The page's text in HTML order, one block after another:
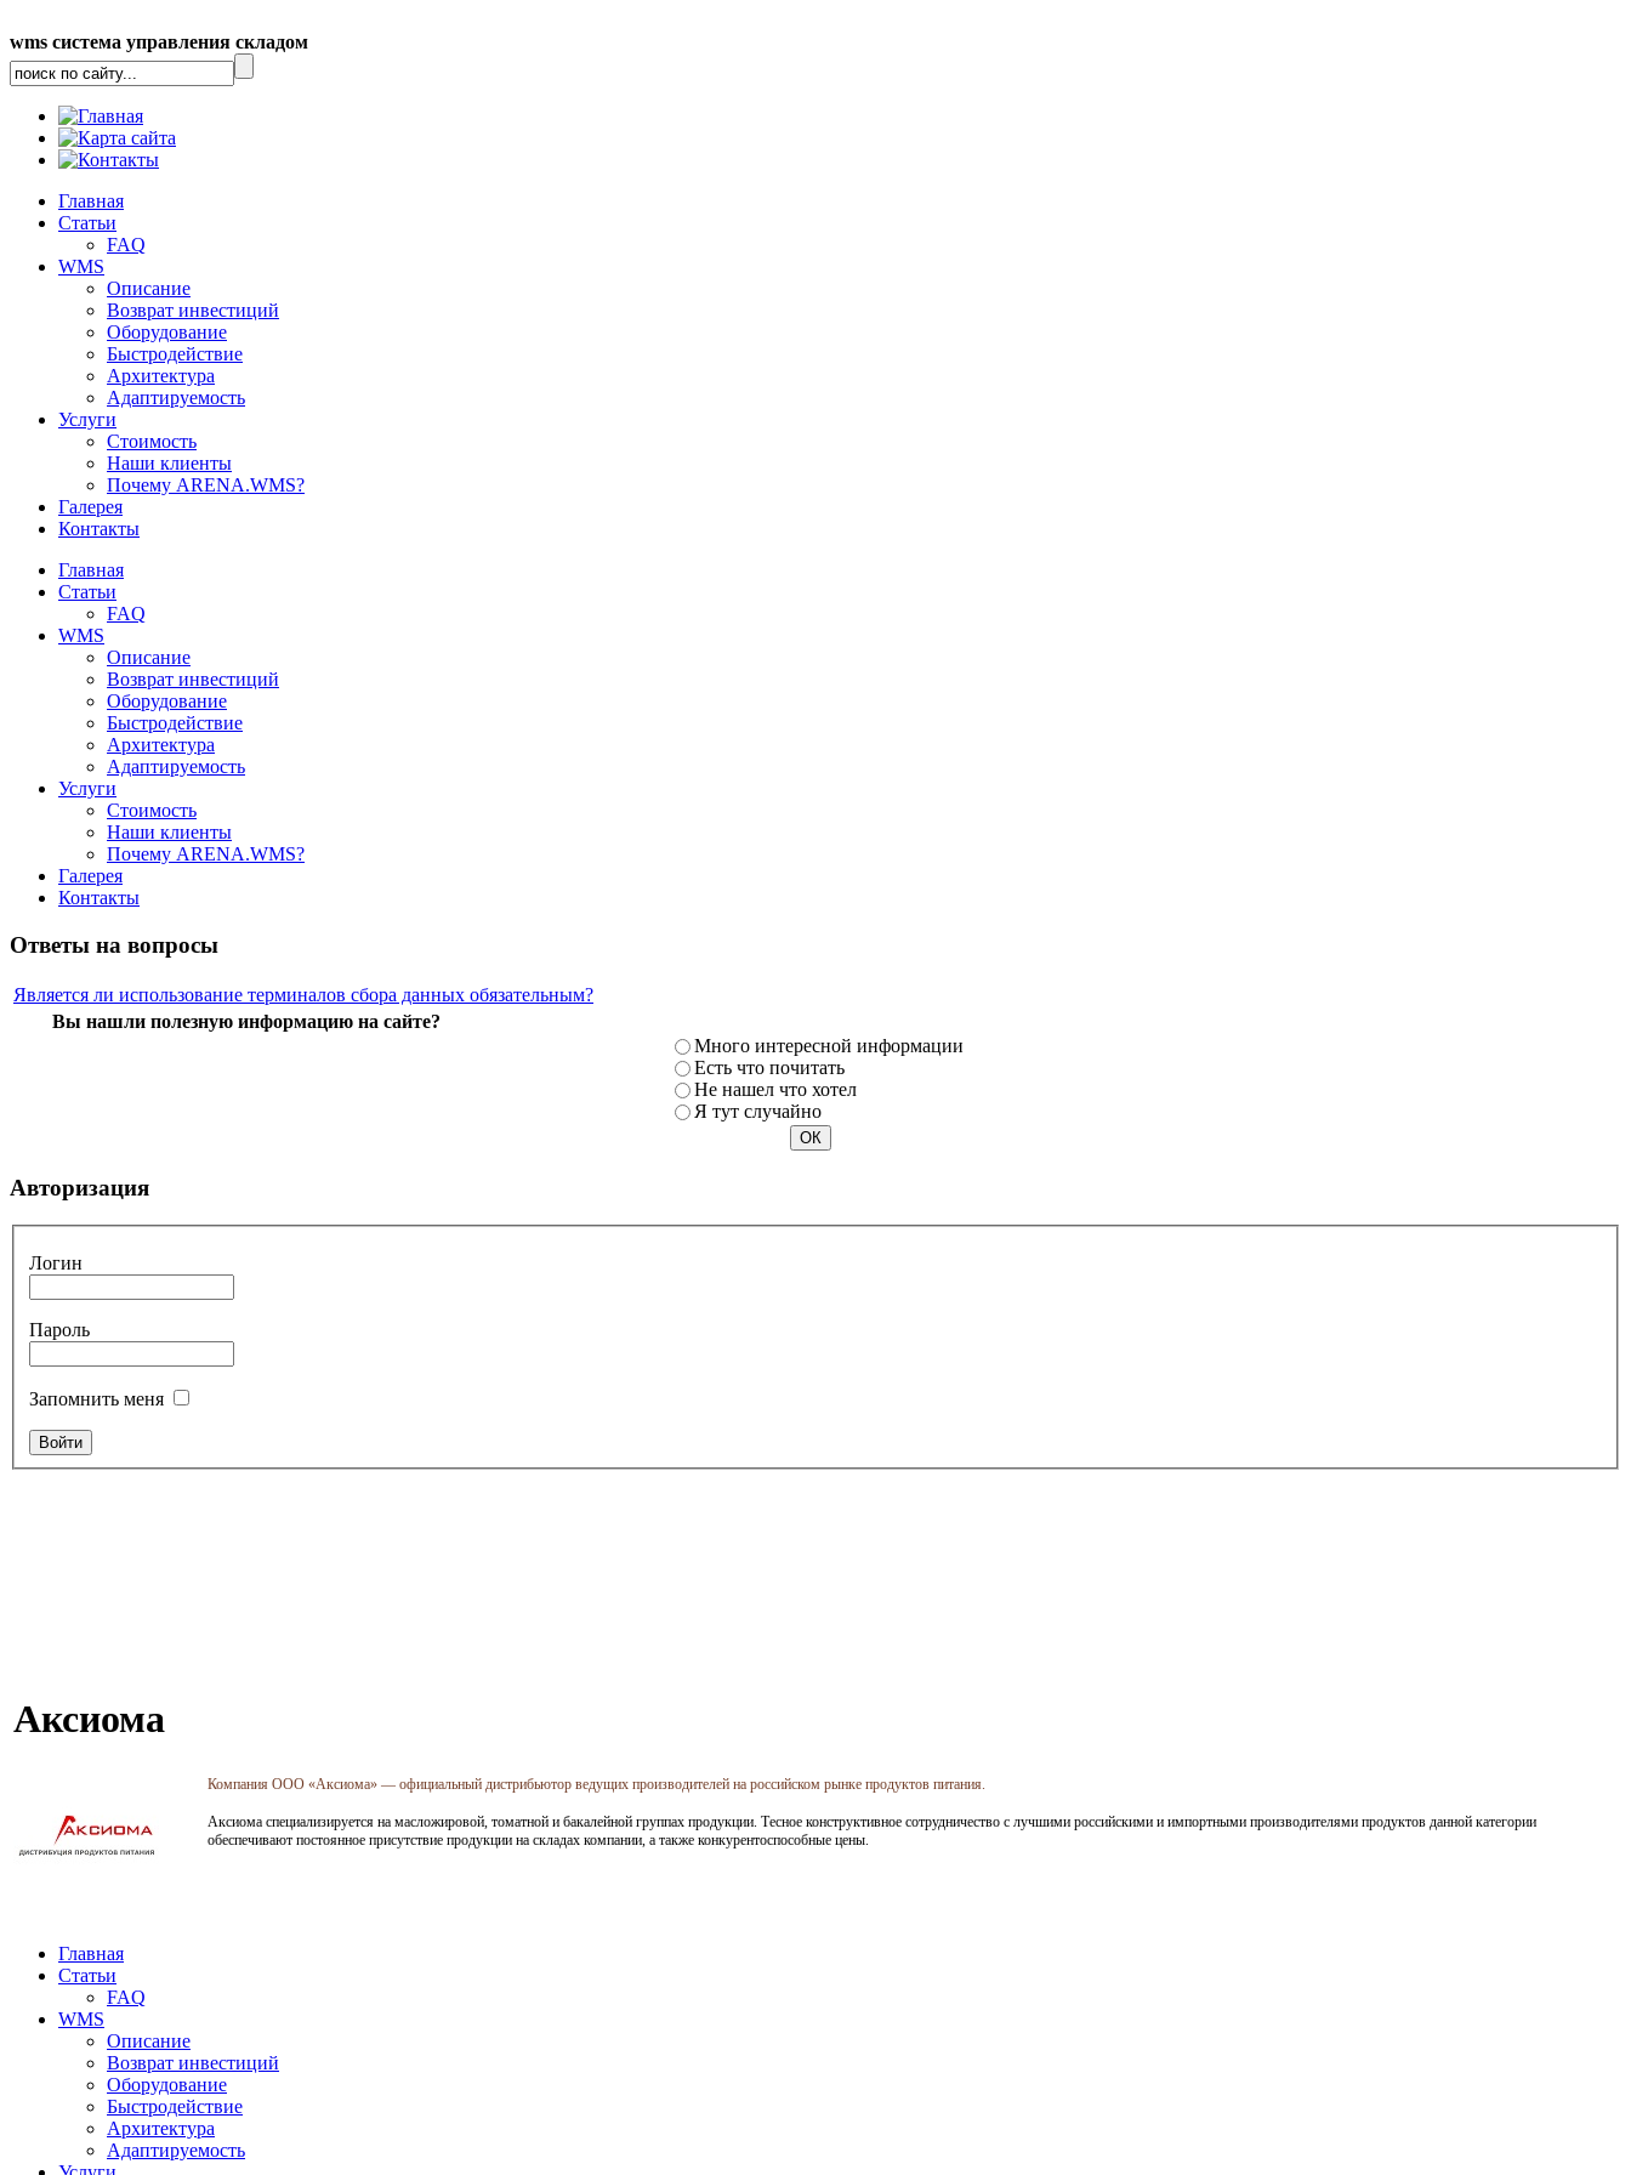
wms система управления складом
Главная
Статьи
FAQ
WMS
Описание
Возврат инвестиций
Оборудование
Быстродействие
Архитектура
Адаптируемость
Услуги
Стоимость
Наши клиенты
Почему ARENA.WMS?
Галерея
Контакты
Главная
Статьи
FAQ
WMS
Описание
Возврат инвестиций
Оборудование
Быстродействие
Архитектура
Адаптируемость
Услуги
Стоимость
Наши клиенты
Почему ARENA.WMS?
Галерея
Контакты
Ответы на вопросы
Является ли использование терминалов сбора данных обязательным?
Вы нашли полезную информацию на сайте?
Много интересной информации
Есть что почитать
Не нашел что хотел
Я тут случайно
Авторизация
Логин
Пароль
Запомнить меня
Аксиома
Компания ООО «Аксиома» — официальный дистрибьютор ведущих производителей на российском рынке продуктов питания.
Аксиома специализируется на масложировой, томатной и бакалейной группах продукции. Тесное конструктивное сотрудничество с лучшими российскими и импортными производителями продуктов данной категории
обеспечивают постоянное присутствие продукции на складах компании, а также конкурентоспособные цены.
Главная
Статьи
FAQ
WMS
Описание
Возврат инвестиций
Оборудование
Быстродействие
Архитектура
Адаптируемость